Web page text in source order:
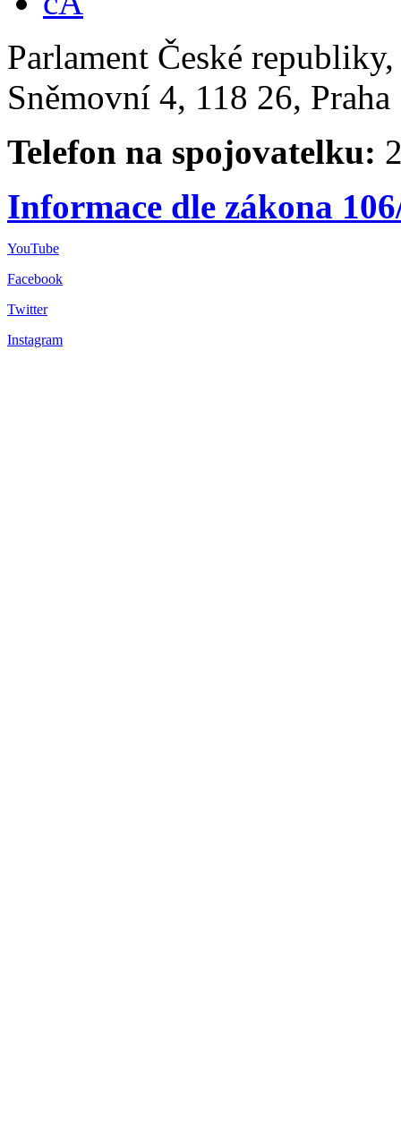
Parlament České
Sněmovní 4, 118 26,
Telefon na spojovatelku:
Informace dle zákona
YouTube
Facebook
Twitter
Instagram